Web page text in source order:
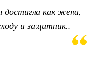
достигла как жена,
и защитник..